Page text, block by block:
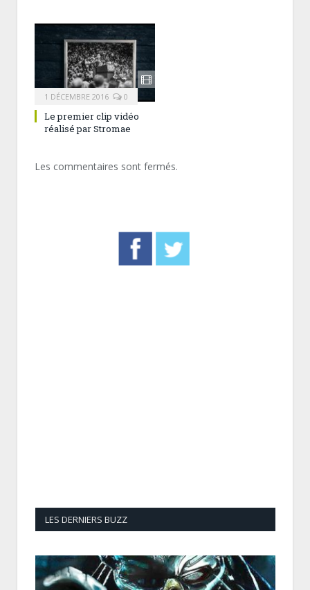
1 DÉCEMBRE 2016 0
Le premier clip vidéo
réalisé par Stromae
Les commentaires sont fermés.
LES DERNIERS BUZZ